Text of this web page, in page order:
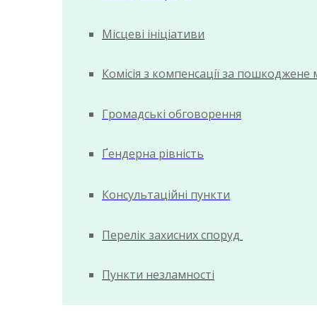
Місцеві ініціативи
Комісія з компенсації за пошкоджене
Громадські обговорення
Ґендерна рівність
Консультаційні пункти
Перелік захисних споруд
Пункти незламності